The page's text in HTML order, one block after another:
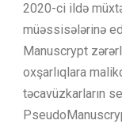
2020-ci ildə
müəssisələrinə
Manuscrypt
oxşarlıqlara
təcavüzkarların